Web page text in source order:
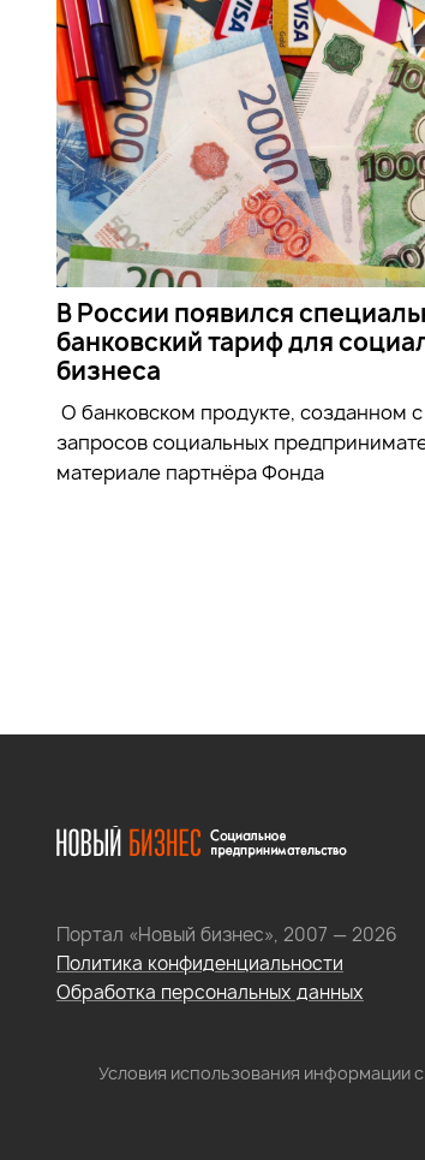
В России появился
банковский тариф для
бизнеса
О банковском продукте, созданном
запросов социальных
материале партнёра Фонда
Портал «Новый бизнес», 2007 — 2026
Политика конфиденциальности
Обработка персональных данных
Условия использования информации